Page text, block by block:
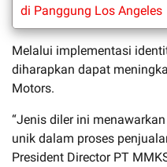
di Panggung Los Angeles
Melalui implementasi
diharapkan dapat
Motors.
“Jenis diler ini
unik dalam proses
President Director PT